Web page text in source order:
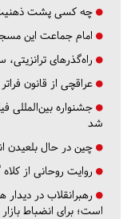
چه کسی پشت ذهنیت
امام جماعت این مسجد در ۳ سال، نمازگزاران را
راه‌گذرهای
عراقچی از قانون
جشنواره بین‌المللی
شد
چین در حال بلعیدن
روایت روحانی از
رهبرانقلاب در
است؛ برای انضباط